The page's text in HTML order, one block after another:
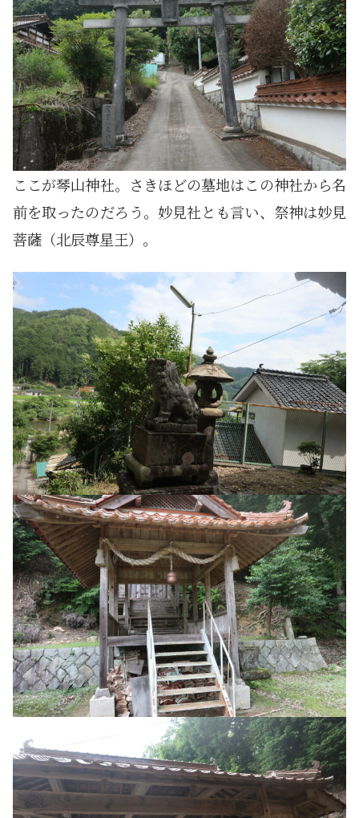
ここが琴山神社。さきほどの墓地はこの神社から名
前を取ったのだろう。妙見社とも言い、祭神は妙見
菩薩（北辰尊星王）。